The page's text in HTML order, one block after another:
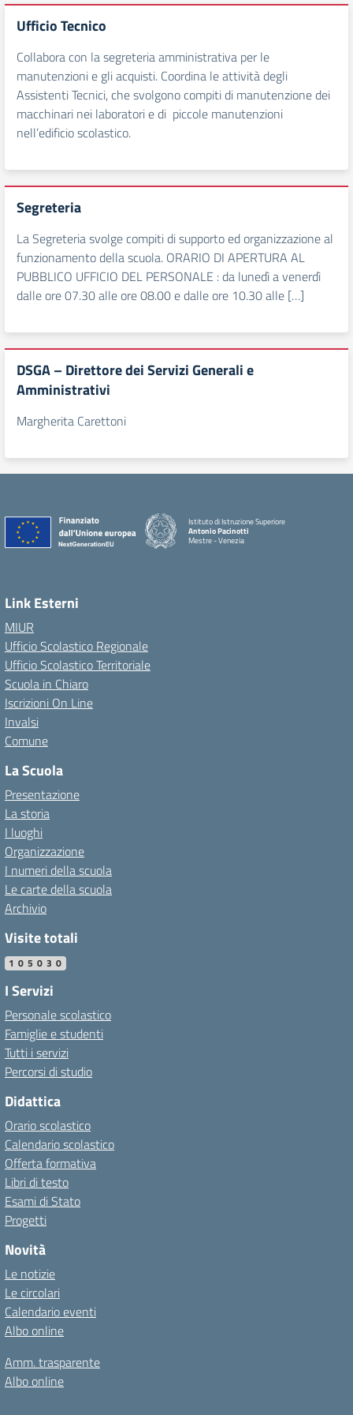
Ufficio Tecnico
Collabora con la segreteria amministrativa per le
manutenzioni e gli acquisti. Coordina le attività degli
Assistenti Tecnici, che svolgono compiti di manutenzione dei
macchinari nei laboratori e di piccole manutenzioni
nell’edificio scolastico.
Segreteria
La Segreteria svolge compiti di supporto ed organizzazione al
funzionamento della scuola. ORARIO DI APERTURA AL
PUBBLICO UFFICIO DEL PERSONALE : da lunedì a venerdì
dalle ore 07.30 alle ore 08.00 e dalle ore 10.30 alle […]
DSGA – Direttore dei Servizi Generali e
Amministrativi
Margherita Carettoni
Istituto di Istruzione Superiore
Antonio Pacinotti
Mestre - Venezia
Link Esterni
MIUR
Ufficio Scolastico Regionale
Ufficio Scolastico Territoriale
Scuola in Chiaro
Iscrizioni On Line
Invalsi
Comune
La Scuola
Presentazione
La storia
I luoghi
Organizzazione
I numeri della scuola
Le carte della scuola
Archivio
Visite totali
105030
I Servizi
Personale scolastico
Famiglie e studenti
Tutti i servizi
Percorsi di studio
Didattica
Orario scolastico
Calendario scolastico
Offerta formativa
Libri di testo
Esami di Stato
Progetti
Novità
Le notizie
Le circolari
Calendario eventi
Albo online
Amm. trasparente
Albo online